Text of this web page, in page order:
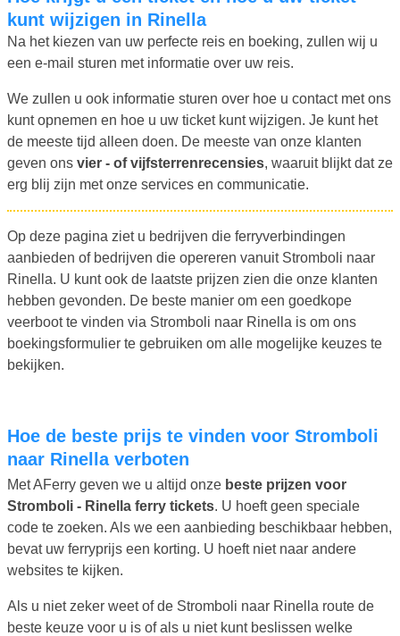
kunt wijzigen in Rinella
Na het kiezen van uw perfecte reis en boeking, zullen wij u
een e-mail sturen met informatie over uw reis.
We zullen u ook informatie sturen over hoe u contact met ons
kunt opnemen en hoe u uw ticket kunt wijzigen. Je kunt het
de meeste tijd alleen doen. De meeste van onze klanten
geven ons vier - of vijfsterrenrecensies, waaruit blijkt dat ze
erg blij zijn met onze services en communicatie.
Op deze pagina ziet u bedrijven die ferryverbindingen
aanbieden of bedrijven die opereren vanuit Stromboli naar
Rinella. U kunt ook de laatste prijzen zien die onze klanten
hebben gevonden. De beste manier om een goedkope
veerboot te vinden via Stromboli naar Rinella is om ons
boekingsformulier te gebruiken om alle mogelijke keuzes te
bekijken.
Hoe de beste prijs te vinden voor Stromboli
naar Rinella verboten
Met AFerry geven we u altijd onze beste prijzen voor
Stromboli - Rinella ferry tickets. U hoeft geen speciale
code te zoeken. Als we een aanbieding beschikbaar hebben,
bevat uw ferryprijs een korting. U hoeft niet naar andere
websites te kijken.
Als u niet zeker weet of de Stromboli naar Rinella route de
beste keuze voor u is of als u niet kunt beslissen welke